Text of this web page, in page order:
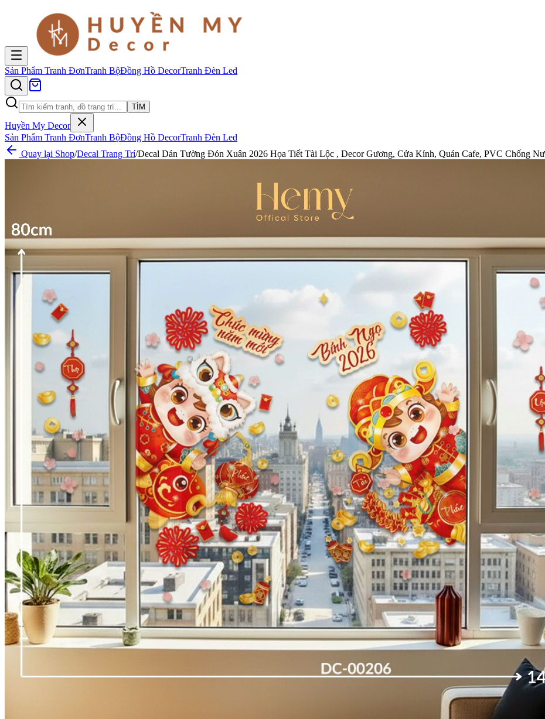
Sản Phẩm Tranh ĐơnTranh BộĐồng Hồ DecorTranh Đèn Led
TÌM
Huyền My Decor
Sản Phẩm Tranh ĐơnTranh BộĐồng Hồ DecorTranh Đèn Led
Quay lại Shop/Decal Trang Trí/Decal Dán Tường Đón Xuân 2026 Họa Tiết Tài Lộc , Decor Gương, Cửa Kính, Quán Cafe, PVC Chống